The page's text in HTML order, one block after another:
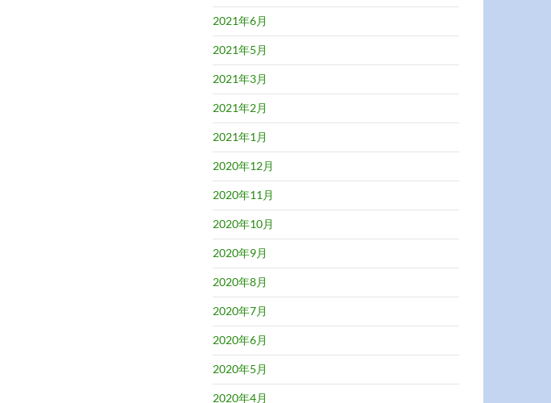
2021年6月
2021年5月
2021年3月
2021年2月
2021年1月
2020年12月
2020年11月
2020年10月
2020年9月
2020年8月
2020年7月
2020年6月
2020年5月
2020年4月